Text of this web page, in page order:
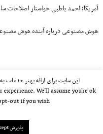
آمریکا؛ احمد باطبی خواستار اصلاحات
هوش مصنوعی درباره آینده هوش
kayhan.london 2000-2026©
این سایت برای ارائه بهتر خدمات
We'll assume you're ok
out if you wish.
پذیرش Accept